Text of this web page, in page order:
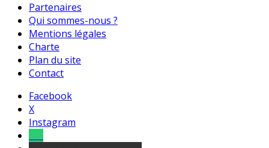
Partenaires
Qui sommes-nous ?
Mentions légales
Charte
Plan du site
Contact
Facebook
X
Instagram